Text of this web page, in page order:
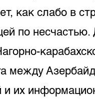
как слабо в
по несчастью.
между
и их